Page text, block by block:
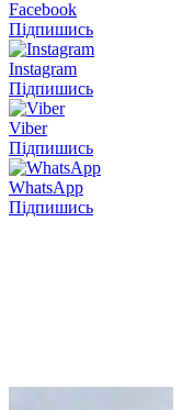
Facebook
Підпишись
Instagram
Підпишись
Viber
Підпишись
WhatsApp
Підпишись